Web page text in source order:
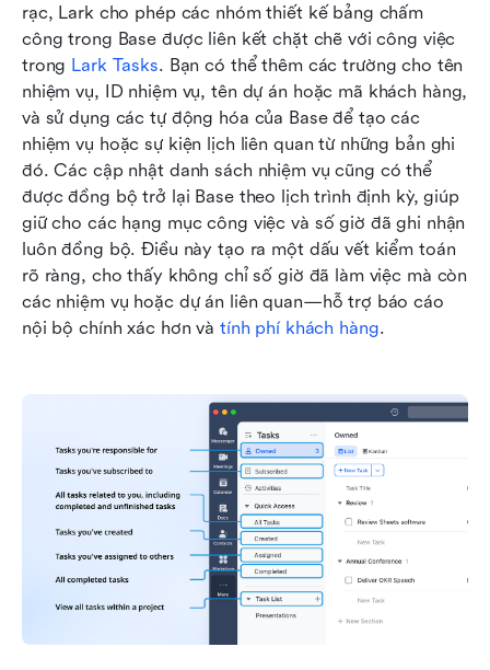
rạc, Lark cho phép các nhóm thiết kế bảng chấm
công trong Base được liên kết chặt chẽ với công việc
trong Lark Tasks. Bạn có thể thêm các trường cho tên
nhiệm vụ, ID nhiệm vụ, tên dự án hoặc mã khách hàng,
và sử dụng các tự động hóa của Base để tạo các
nhiệm vụ hoặc sự kiện lịch liên quan từ những bản ghi
đó. Các cập nhật danh sách nhiệm vụ cũng có thể
được đồng bộ trở lại Base theo lịch trình định kỳ, giúp
giữ cho các hạng mục công việc và số giờ đã ghi nhận
luôn đồng bộ. Điều này tạo ra một dấu vết kiểm toán
rõ ràng, cho thấy không chỉ số giờ đã làm việc mà còn
các nhiệm vụ hoặc dự án liên quan—hỗ trợ báo cáo
nội bộ chính xác hơn và tính phí khách hàng.